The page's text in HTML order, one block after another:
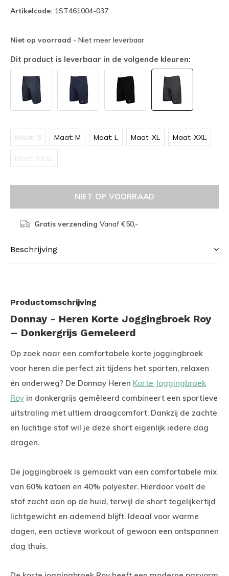
Artikelcode: 1ST461004-037
Niet op voorraad - Niet meer leverbaar
Dit product is leverbaar in de volgende kleuren:
Maat: S Maat: M Maat: L Maat: XL Maat: XXL
Maat: XXXL
NIET OP VOORRAAD
Gratis verzending Vanaf €50,-
Beschrijving
Productomschrijving
Donnay - Heren Korte Joggingbroek Roy
– Donkergrijs Gemeleerd
Op zoek naar een comfortabele korte joggingbroek
voor heren die perfect zit tijdens het sporten, relaxen
én onderweg? De Donnay Heren Korte Joggingbroek
Roy in donkergrijs gemêleerd combineert een sportieve
uitstraling met ultiem draagcomfort. Dankzij de zachte
en luchtige stof wil je deze short eigenlijk iedere dag
dragen.
De joggingbroek is gemaakt van een comfortabele mix
van 60% katoen en 40% polyester. Hierdoor voelt de
stof zacht aan op de huid, terwijl de short tegelijkertijd
lichtgewicht en ademend blijft. Ideaal voor warme
dagen, een actieve workout of gewoon een ontspannen
dag thuis.